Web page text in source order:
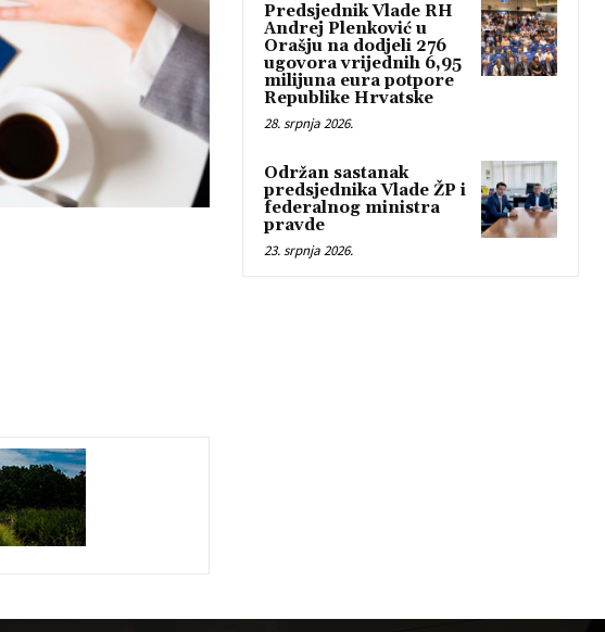
Predsjednik Vlade RH
Andrej Plenković u
Orašju na dodjeli 276
ugovora vrijednih 6,95
milijuna eura potpore
Republike Hrvatske
28. srpnja 2026.
Održan sastanak
predsjednika Vlade ŽP i
federalnog ministra
pravde
23. srpnja 2026.